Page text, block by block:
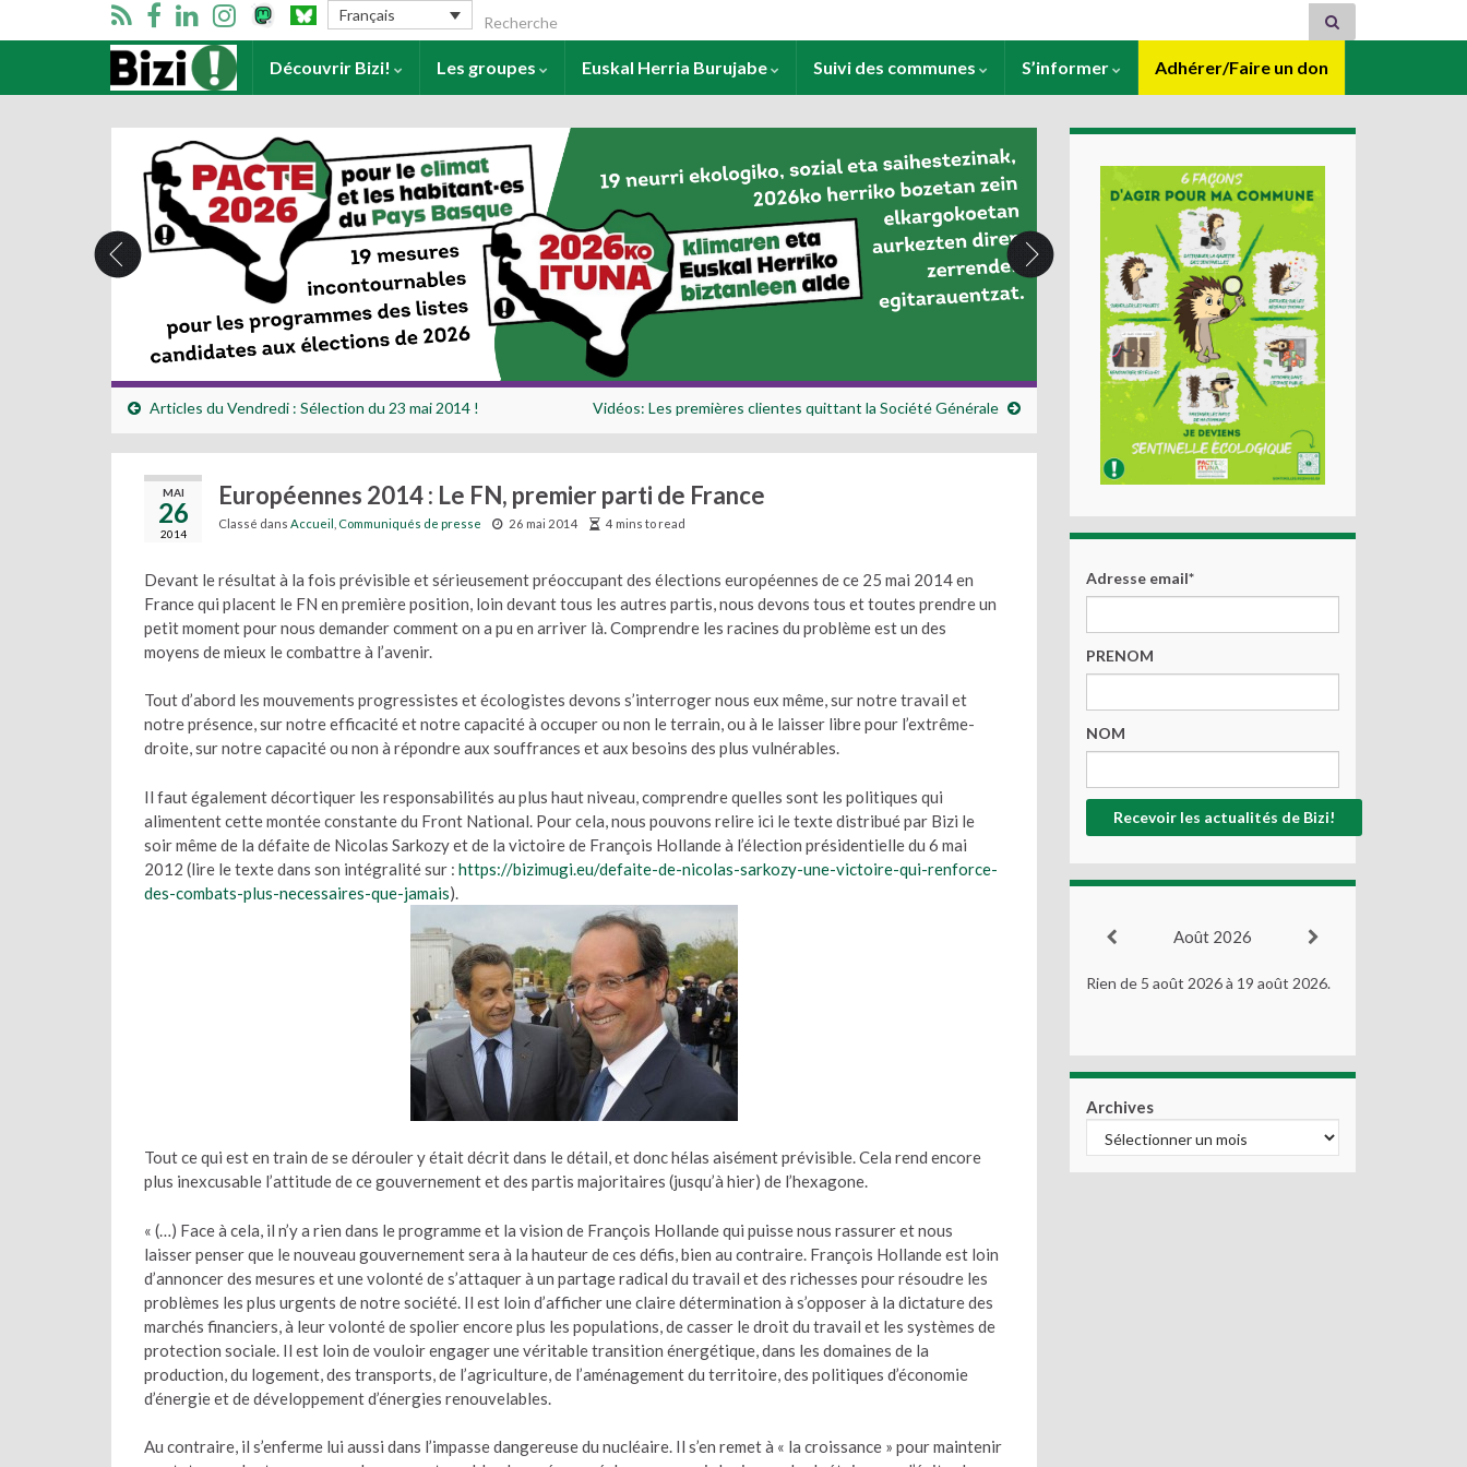
Français Search for:
Accueil Découvrir Bizi! Les groupes Euskal Herria Burujabe Suivi des communes S’informer Adhérer/Faire un don
Articles du Vendredi : Sélection du 23 mai 2014 ! Vidéos: Les premières clientes quittant la Société Générale
MAI
26
2014
Européennes 2014 : Le FN, premier parti de France
Classé dans Accueil Communiqués de presse 26 mai 2014 4 mins to read
Devant le résultat à la fois prévisible et sérieusement préoccupant des élections européennes de ce 25 mai 2014 en
France qui placent le FN en première position, loin devant tous les autres partis, nous devons tous et toutes prendre un
petit moment pour nous demander comment on a pu en arriver là. Comprendre les racines du problème est un des
moyens de mieux le combattre à l’avenir.
Tout d’abord les mouvements progressistes et écologistes devons s’interroger nous eux même, sur notre travail et
notre présence, sur notre efficacité et notre capacité à occuper ou non le terrain, ou à le laisser libre pour l’extrême-
droite, sur notre capacité ou non à répondre aux souffrances et aux besoins des plus vulnérables.
Il faut également décortiquer les responsabilités au plus haut niveau, comprendre quelles sont les politiques qui
alimentent cette montée constante du Front National. Pour cela, nous pouvons relire ici le texte distribué par Bizi le
soir même de la défaite de Nicolas Sarkozy et de la victoire de François Hollande à l’élection présidentielle du 6 mai
2012 (lire le texte dans son intégralité sur : https://bizimugi.eu/defaite-de-nicolas-sarkozy-une-victoire-qui-renforce-
des-combats-plus-necessaires-que-jamais).
Tout ce qui est en train de se dérouler y était décrit dans le détail, et donc hélas aisément prévisible. Cela rend encore
plus inexcusable l’attitude de ce gouvernement et des partis majoritaires (jusqu’à hier) de l’hexagone.
« (…) Face à cela, il n’y a rien dans le programme et la vision de François Hollande qui puisse nous rassurer et nous
laisser penser que le nouveau gouvernement sera à la hauteur de ces défis, bien au contraire. François Hollande est loin
d’annoncer des mesures et une volonté de s’attaquer à un partage radical du travail et des richesses pour résoudre les
problèmes les plus urgents de notre société. Il est loin d’afficher une claire détermination à s’opposer à la dictature des
marchés financiers, à leur volonté de spolier encore plus les populations, de casser le droit du travail et les systèmes de
protection sociale. Il est loin de vouloir engager une véritable transition énergétique, dans les domaines de la
production, du logement, des transports, de l’agriculture, de l’aménagement du territoire, des politiques d’économie
d’énergie et de développement d’énergies renouvelables.
Au contraire, il s’enferme lui aussi dans l’impasse dangereuse du nucléaire. Il s’en remet à « la croissance » pour maintenir
Adresse email*
PRENOM
NOM
Août 2026
Rien de 5 août 2026 à 19 août 2026.
Archives